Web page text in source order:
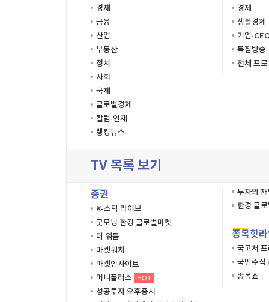
경제
금융
산업
부동산
정치
사회
국제
글로벌경제
칼럼·연재
랭킹뉴스
경제
생활경제
기업
특집방송
전체 프
TV 목록 보기
증권
K-스탁 라이브
굿모닝 한경 글로벌마켓
더 워룸
마켓워치
마켓인사이트
머니플러스
HOT
성공투자 오후증시
투자의
한경 글
종목핫
국고처
국민주식
종목쇼